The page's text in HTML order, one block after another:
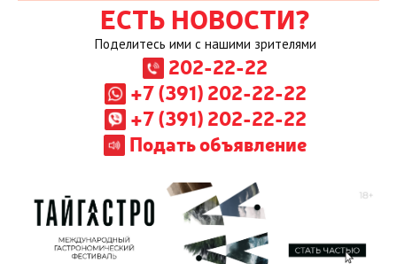
ЕСТЬ НОВОСТИ?
Поделитесь ими с нашими зрителями
202-22-22
+7 (391) 202-22-22
+7 (391) 202-22-22
Подать объявление